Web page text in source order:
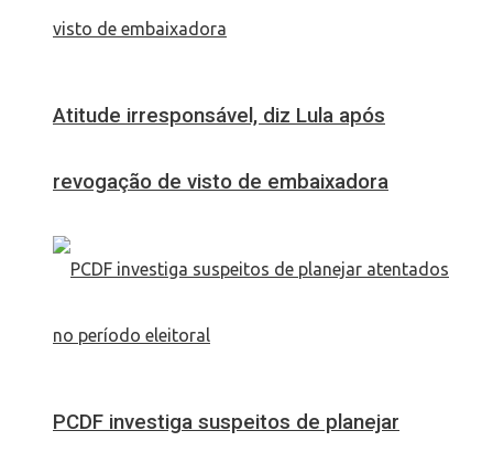
Atitude irresponsável, diz Lula após
revogação de visto de embaixadora
PCDF investiga suspeitos de planejar